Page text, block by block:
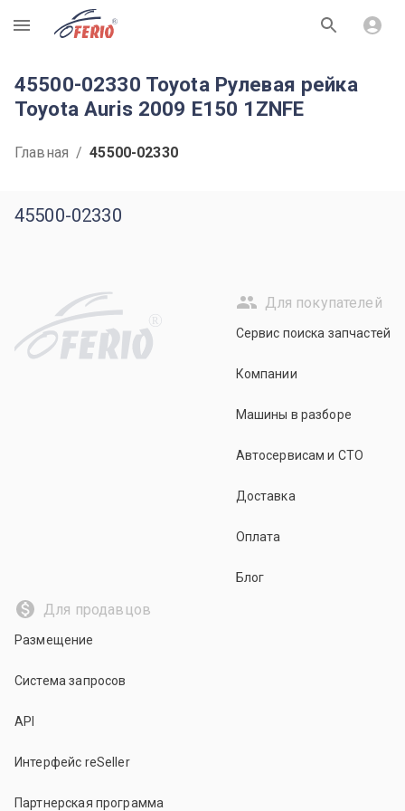
R
45500-02330 Toyota Рулевая рейка
Toyota Auris 2009 E150 1ZNFE
Главная / 45500-02330
45500-02330
R
Для покупателей
Сервис поиска запчастей
Компании
Машины в разборе
Автосервисам и СТО
Доставка
Оплата
Блог
Для продавцов
Размещение
Система запросов
API
Интерфейс reSeller
Партнерская программа